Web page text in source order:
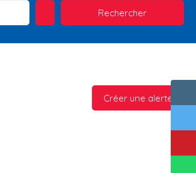
FORMATIONS BLOG CONTACT
Rechercher
Créer une alerte